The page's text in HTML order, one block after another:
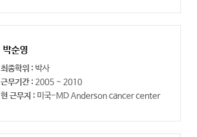
박순영
최종학위 :박사
근무기간 : 2005 ~ 2010
현 근무지 : 미국-MD Anderson cancer center